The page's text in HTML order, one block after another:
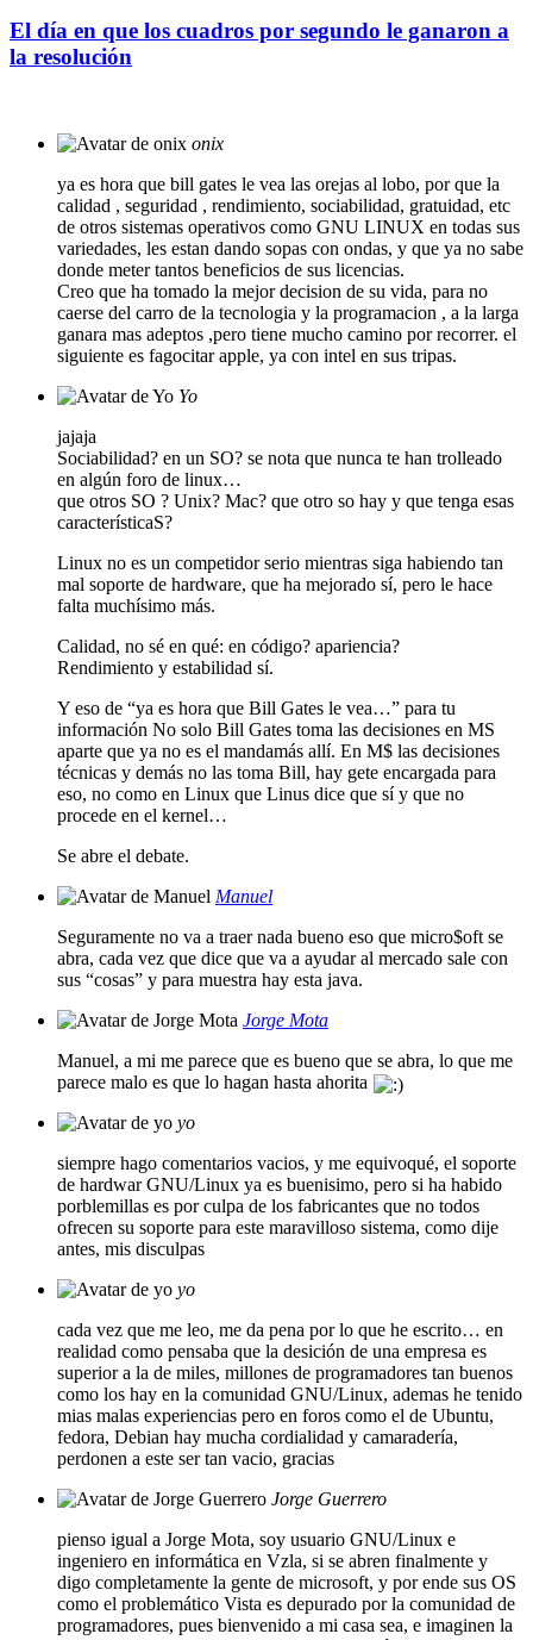
El día en que los cuadros por segundo le ganaron a
la resolución
onix
ya es hora que bill gates le vea las orejas al lobo, por que la
calidad , seguridad , rendimiento, sociabilidad, gratuidad, etc
de otros sistemas operativos como GNU LINUX en todas sus
variedades, les estan dando sopas con ondas, y que ya no sabe
donde meter tantos beneficios de sus licencias.
Creo que ha tomado la mejor decision de su vida, para no
caerse del carro de la tecnologia y la programacion , a la larga
ganara mas adeptos ,pero tiene mucho camino por recorrer. el
siguiente es fagocitar apple, ya con intel en sus tripas.
Yo
jajaja
Sociabilidad? en un SO? se nota que nunca te han trolleado
en algún foro de linux…
que otros SO ? Unix? Mac? que otro so hay y que tenga esas
característicaS?
Linux no es un competidor serio mientras siga habiendo tan
mal soporte de hardware, que ha mejorado sí, pero le hace
falta muchísimo más.
Calidad, no sé en qué: en código? apariencia?
Rendimiento y estabilidad sí.
Y eso de “ya es hora que Bill Gates le vea…” para tu
información No solo Bill Gates toma las decisiones en MS
aparte que ya no es el mandamás allí. En M$ las decisiones
técnicas y demás no las toma Bill, hay gete encargada para
eso, no como en Linux que Linus dice que sí y que no
procede en el kernel…
Se abre el debate.
Manuel
Seguramente no va a traer nada bueno eso que micro$oft se
abra, cada vez que dice que va a ayudar al mercado sale con
sus “cosas” y para muestra hay esta java.
Jorge Mota
Manuel, a mi me parece que es bueno que se abra, lo que me
parece malo es que lo hagan hasta ahorita
yo
siempre hago comentarios vacios, y me equivoqué, el soporte
de hardwar GNU/Linux ya es buenisimo, pero si ha habido
porblemillas es por culpa de los fabricantes que no todos
ofrecen su soporte para este maravilloso sistema, como dije
antes, mis disculpas
yo
cada vez que me leo, me da pena por lo que he escrito… en
realidad como pensaba que la desición de una empresa es
superior a la de miles, millones de programadores tan buenos
como los hay en la comunidad GNU/Linux, ademas he tenido
mias malas experiencias pero en foros como el de Ubuntu,
fedora, Debian hay mucha cordialidad y camaradería,
perdonen a este ser tan vacio, gracias
Jorge Guerrero
pienso igual a Jorge Mota, soy usuario GNU/Linux e
ingeniero en informática en Vzla, si se abren finalmente y
digo completamente la gente de microsoft, y por ende sus OS
como el problemático Vista es depurado por la comunidad de
programadores, pues bienvenido a mi casa sea, e imaginen la